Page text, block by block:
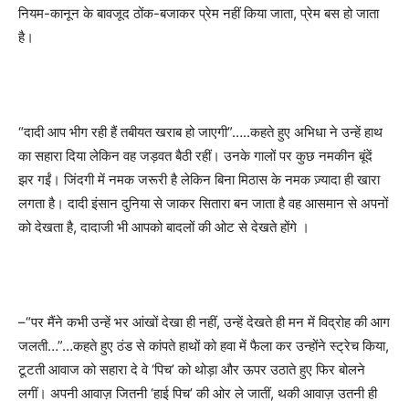
नियम-कानून के बावजूद ठोंक-बजाकर प्रेम नहीं किया जाता,प्रेम बस हो जाता
है।
“दादी आप भीग रही हैं तबीयत खराब हो जाएगी”…..कहते हुए अभिधा ने उन्हें हाथ
का सहारा दिया लेकिन वह जड़वत बैठी रहीं। उनके गालों पर कुछ नमकीन बूंदें
झर गईं। जिंदगी में नमक जरूरी है लेकिन बिना मिठास के नमक ज़्यादा ही खारा
लगता है। दादी इंसान दुनिया से जाकर सितारा बन जाता है वह आसमान से अपनों
को देखता है,दादाजी भी आपको बादलों की ओट से देखते होंगे ।
–“पर मैंने कभी उन्हें भर आंखों देखा ही नहीं,उन्हें देखते ही मन में विद्रोह की आग
जलती…”…कहते हुए ठंड से कांपते हाथों को हवा में फैला कर उन्होंने स्ट्रेच किया,
टूटती आवाज को सहारा दे वे‘पिच’को थोड़ा और ऊपर उठाते हुए फिर बोलने
लगीं। अपनी आवाज़ जितनी‘हाई पिच’की ओर ले जातीं, थकी आवाज़ उतनी ही